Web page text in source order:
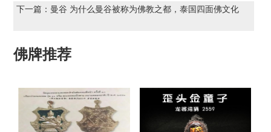
下一篇： 曼谷 为什么曼谷被称为佛教之都，泰国四面佛文化
佛牌推荐